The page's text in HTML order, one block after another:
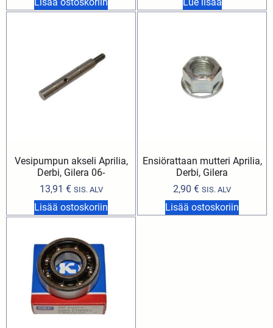
Vesipumpun akseli Aprilia,
Derbi, Gilera 06-
13,91 € SIS. ALV
Lisää ostoskoriin
Ensiörattaan mutteri Aprilia,
Derbi, Gilera
2,90 € SIS. ALV
Lisää ostoskoriin